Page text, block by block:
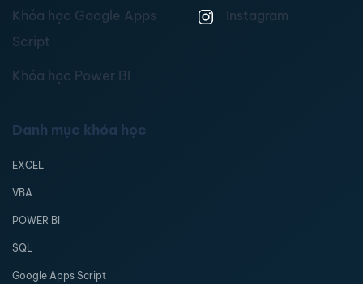
Khóa học Google Apps
Script
Khóa học Power BI
Instagram
Danh mục khóa học
EXCEL
VBA
POWER BI
SQL
Google Apps Script